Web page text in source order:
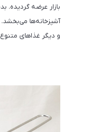
بازار عرضه گردیده.
آشپزخانه‌ها
و دیگر غذاهای